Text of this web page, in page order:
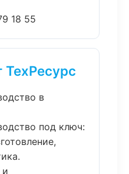
18 55
в
под ключ:
и